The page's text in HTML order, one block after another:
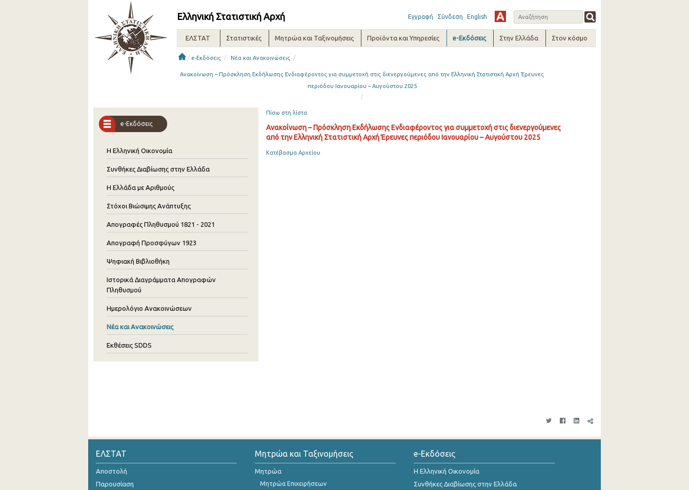
Ελληνική Στατιστική Αρχή Εγγραφή Σύνδεση English
ΕΛΣΤΑΤ Στατιστικές Μητρώα και Ταξινομήσεις Προϊόντα και Υπηρεσίες e-Εκδόσεις Στην Ελλάδα Στον κόσμο
/ e-Εκδόσεις / Νέα και Ανακοινώσεις /
Ανακοίνωση – Πρόσκληση Εκδήλωσης Ενδιαφέροντος για συμμετοχή στις διενεργούμενες από την Ελληνική Στατιστική Αρχή Έρευνες
περιόδου Ιανουαρίου – Αυγούστου 2025
/
e-Εκδόσεις
Η Ελληνική Οικονομία
Συνθήκες Διαβίωσης στην Ελλάδα
Η Ελλάδα με Αριθμούς
Στόχοι Βιώσιμης Ανάπτυξης
Απογραφές Πληθυσμού 1821 - 2021
Απογραφή Προσφύγων 1923
Ψηφιακή Βιβλιοθήκη
Ιστορικά Διαγράμματα Απογραφών
Πληθυσμού
Ημερολόγιο Ανακοινώσεων
Νέα και Ανακοινώσεις
Εκθέσεις SDDS
Πίσω στη λίστα
Ανακοίνωση – Πρόσκληση Εκδήλωσης Ενδιαφέροντος για συμμετοχή στις διενεργούμενες
από την Ελληνική Στατιστική Αρχή Έρευνες περιόδου Ιανουαρίου – Αυγούστου 2025
Κατέβασμα Αρχείου
ΕΛΣΤΑΤ
Αποστολή
Παρουσίαση
Μητρώα και Ταξινομήσεις
Μητρώα
Μητρώα Επιχειρήσεων
e-Εκδόσεις
Η Ελληνική Οικονομία
Συνθήκες Διαβίωσης στην Ελλάδα